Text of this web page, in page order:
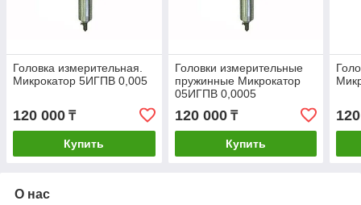
Головка измерительная.
Микрокатор 5ИГПВ 0,005
120 000 ₸
Купить
Головки измерительные
пружинные Микрокатор
05ИГПВ 0,0005
120 000₸
Купить
О нас